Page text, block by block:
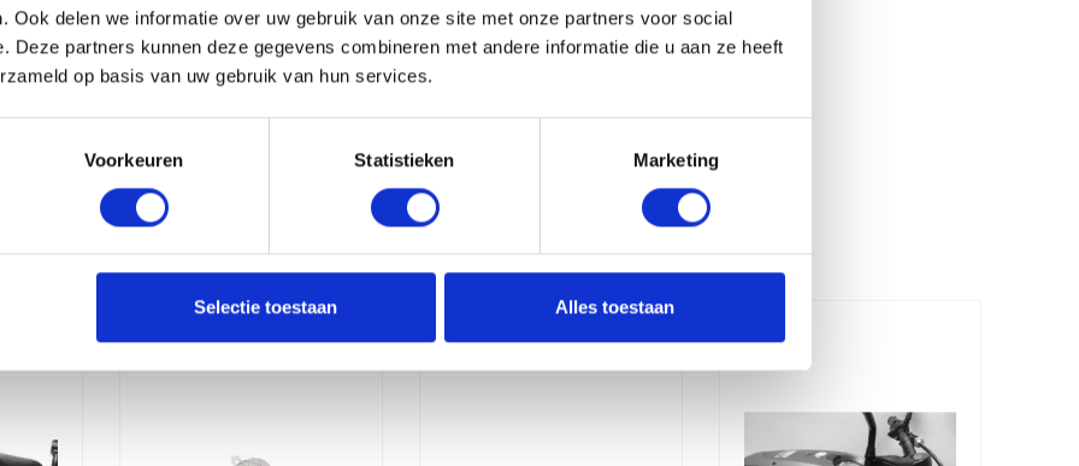
Ook delen we informatie over uw gebruik van onze site met onze partners voor social
Deze partners kunnen deze gegevens combineren met andere informatie die u aan ze heeft
op basis van uw gebruik van hun services.
Voorkeuren Statistieken Marketing
Selectie toestaan Alles toestaan
producten